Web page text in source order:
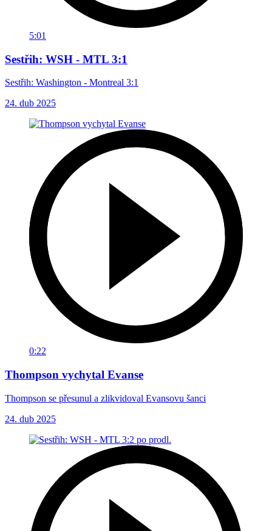
5:01
Sestřih: WSH - MTL 3:1
Sestřih: Washington - Montreal 3:1
24. dub 2025
0:22
Thompson vychytal Evanse
Thompson se přesunul a zlikvidoval Evansovu šanci
24. dub 2025